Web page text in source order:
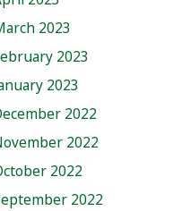
2023
2023
2023
2022
2022
2022
2022